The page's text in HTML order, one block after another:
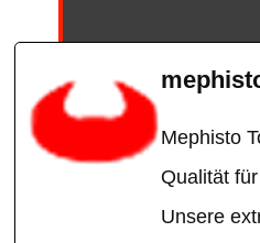
Mephisto
Qualität
Unsere